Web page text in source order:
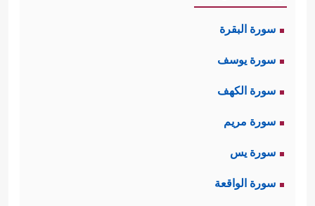
سورة البقرة
سورة يوسف
سورة الكهف
سورة مريم
سورة يس
سورة الواقعة